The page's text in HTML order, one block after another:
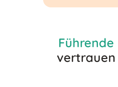
Führende